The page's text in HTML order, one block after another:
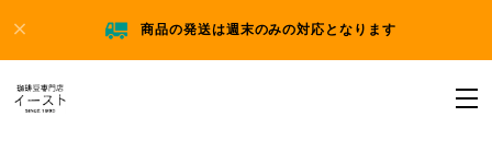
商品の発送は週末のみの対応となります